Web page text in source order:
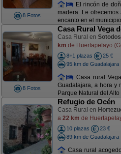
8 Fotos
El rincón de
madera. Le
encanto en el
8 Fotos
Casa Rural Vega
Casa Rural en
km de Huertapelayo
8+1 plazas
25 €
95 km de Guadalajara
Casa rural
Guadalajara, a hora y
Parque Natural del Alto
Refugio de Océn
Casa Rural en
a 22 km de
10 plazas
23 €
89 km de Guadalajara
Casa rural